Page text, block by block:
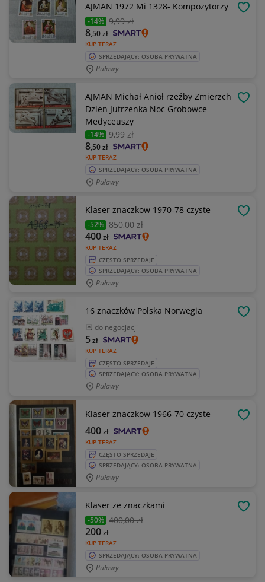
AJMAN 1972 Mi 1328- Kompozytorzy
-14% 9,99 zł
KUP TERAZ
8,50zł
SPRZEDAJĄCY: OSOBA PRYWATNA
Puławy
AJMAN Michał Anioł rzeźby Zmierzch
Dzien Jutrzenka Noc Grobowce
Medyceuszy
-14% 9,99 zł
KUP TERAZ
8,50zł
SPRZEDAJĄCY: OSOBA PRYWATNA
Puławy
Klaser znaczkow 1970-78 czyste
-52% 850,00 zł
KUP TERAZ
400zł
CZĘSTO SPRZEDAJE
SPRZEDAJĄCY: OSOBA PRYWATNA
Puławy
16 znaczków Polska Norwegia
do negocjacji
KUP TERAZ
5zł
CZĘSTO SPRZEDAJE
SPRZEDAJĄCY: OSOBA PRYWATNA
Puławy
Klaser znaczkow 1966-70 czyste
KUP TERAZ
400zł
CZĘSTO SPRZEDAJE
SPRZEDAJĄCY: OSOBA PRYWATNA
Puławy
Klaser ze znaczkami
-50% 400,00 zł
KUP TERAZ
200zł
SPRZEDAJĄCY: OSOBA PRYWATNA
Puławy